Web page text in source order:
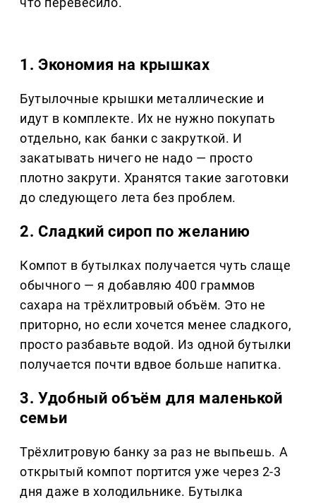
1. Экономия на крышках
Бутылочные крышки металлические и
идут в комплекте. Их не нужно покупать
отдельно, как банки с закруткой. И
закатывать ничего не надо — просто
плотно закрути. Хранятся такие заготовки
до следующего лета без проблем.
2. Сладкий сироп по желанию
Компот в бутылках получается чуть слаще
обычного — я добавляю 400 граммов
сахара на трёхлитровый объём. Это не
приторно, но если хочется менее сладкого,
просто разбавьте водой. Из одной бутылки
получается почти вдвое больше напитка.
3. Удобный объём для маленькой
семьи
Трёхлитровую банку за раз не выпьешь. А
открытый компот портится уже через 2-3
дня даже в холодильнике. Бутылка